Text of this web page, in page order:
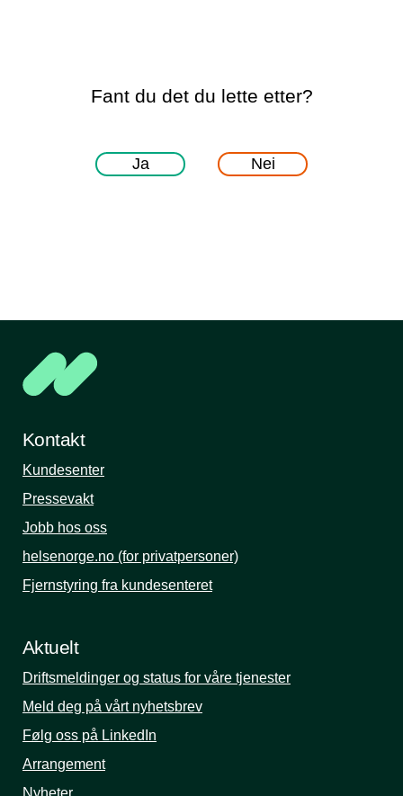
Fant du det du lette etter?
Ja Nei
Kontakt
Kundesenter
Pressevakt
Jobb hos oss
helsenorge.no (for privatpersoner)
Fjernstyring fra kundesenteret
Aktuelt
Driftsmeldinger og status for våre tjenester
Meld deg på vårt nyhetsbrev
Følg oss på LinkedIn
Arrangement
Nyheter